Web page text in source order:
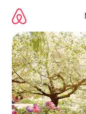
directement
contenu